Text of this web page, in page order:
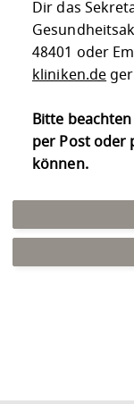
Dir das
48401 oder
kliniken.de
Bitte
per Post oder
können.